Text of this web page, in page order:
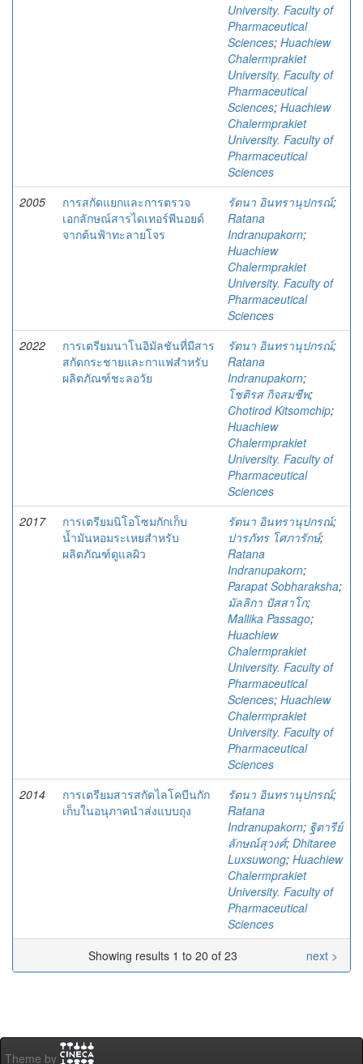
University. Faculty of
Pharmaceutical
Sciences; Huachiew
Chalermprakiet
University. Faculty of
Pharmaceutical
Sciences; Huachiew
Chalermprakiet
University. Faculty of
Pharmaceutical
Sciences
2005
การสกัดแยกและการตรวจ
เอกลักษณ์สารไดเทอร์พีนอยด์
จากต้นฟ้าทะลายโจร
รัตนา อินทรานุปกรณ์;
Ratana
Indranupakorn;
Huachiew
Chalermprakiet
University. Faculty of
Pharmaceutical
Sciences
2022
การเตรียมนาโนอิมัลชันที่มีสาร
สกัดกระชายและกาแฟสำหรับ
ผลิตภัณฑ์ชะลอวัย
รัตนา อินทรานุปกรณ์;
Ratana
Indranupakorn;
โชติรส กิจสมชีพ;
Chotirod Kitsomchip;
Huachiew
Chalermprakiet
University. Faculty of
Pharmaceutical
Sciences
2017
การเตรียมนิโอโซมกักเก็บ
น้ำมันหอมระเหยสำหรับ
ผลิตภัณฑ์ดูแลผิว
รัตนา อินทรานุปกรณ์;
ปารภัทร โศภารักษ์;
Ratana
Indranupakorn;
Parapat Sobharaksha;
มัลลิกา ปัสสาโก;
Mallika Passago;
Huachiew
Chalermprakiet
University. Faculty of
Pharmaceutical
Sciences; Huachiew
Chalermprakiet
University. Faculty of
Pharmaceutical
Sciences
2014
การเตรียมสารสกัดไลโคบีนกัก
เก็บในอนุภาคนำส่งแบบถุง
รัตนา อินทรานุปกรณ์;
Ratana
Indranupakorn; ฐิตารีย์
ลักษณ์สุวงศ์; Dhitaree
Luxsuwong; Huachiew
Chalermprakiet
University. Faculty of
Pharmaceutical
Sciences
Showing results 1 to 20 of 23
next >
Theme by